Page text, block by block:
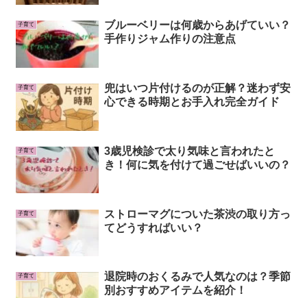
子育て
ブルーベリーは何歳からあげていい？
手作りジャム作りの注意点
子育て
兜はいつ片付けるのが正解？迷わず安
心できる時期とお手入れ完全ガイド
子育て
3歳児検診で太り気味と言われたと
き！何に気を付けて過ごせばいいの？
子育て
ストローマグについた茶渋の取り方っ
てどうすればいい？
子育て
退院時のおくるみで人気なのは？季節
別おすすめアイテムを紹介！